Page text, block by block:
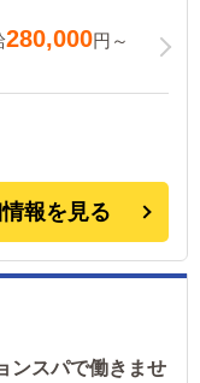
280,000円～
報を見る
スパで働きませ